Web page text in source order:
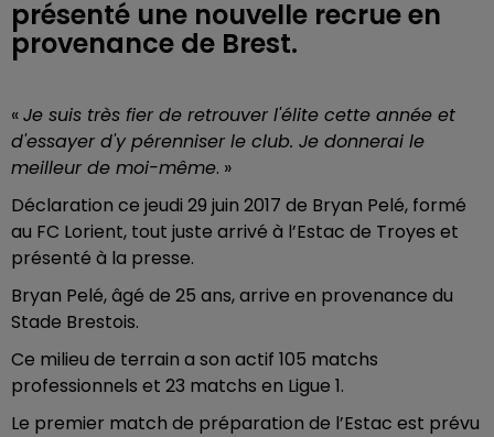
présenté une nouvelle recrue en
provenance de Brest.
«Je suis très fier de retrouver l'élite cette année et
d'essayer d'y pérenniser le club. Je donnerai le
meilleur de moi-même. »
Déclaration ce jeudi 29 juin 2017 de Bryan Pelé, formé
au FC Lorient, tout juste arrivé à l’Estac de Troyes et
présenté à la presse.
Bryan Pelé, âgé de 25 ans, arrive en provenance du
Stade Brestois.
Ce milieu de terrain a son actif 105 matchs
professionnels et 23 matchs en Ligue 1.
Le premier match de préparation de l’Estac est prévu